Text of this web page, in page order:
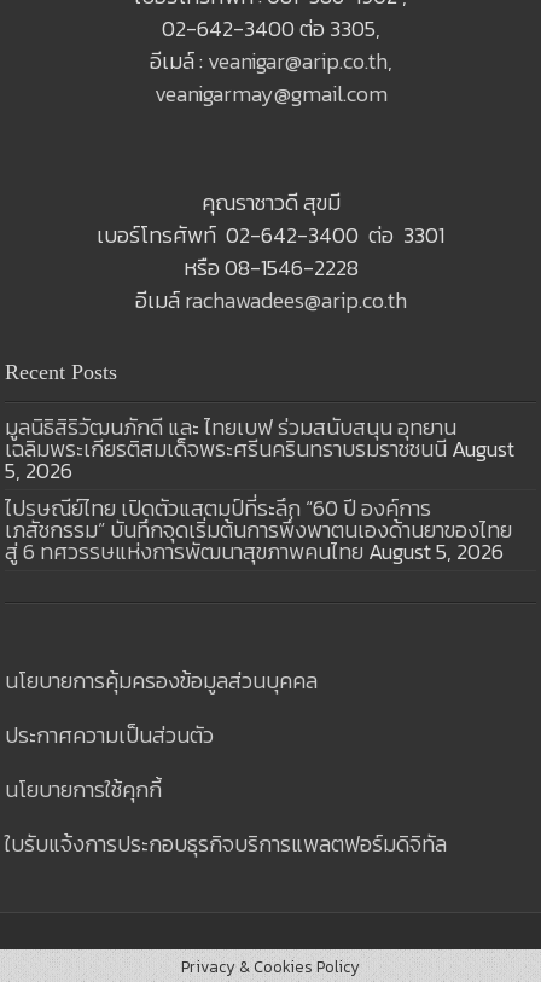
02-642-3400 ต่อ 3305,
อีเมล์ : veanigar@arip.co.th,
veanigarmay@gmail.com
คุณราชาวดี สุขมี
เบอร์โทรศัพท์ 02-642-3400 ต่อ 3301
หรือ 08-1546-2228
อีเมล์rachawadees@arip.co.th
Recent Posts
มูลนิธิสิริวัฒนภักดี และ ไทยเบฟ ร่วมสนับสนุน อุทยาน
เฉลิมพระเกียรติสมเด็จพระศรีนครินทราบรมราชชนนี August
5, 2026
ไปรษณีย์ไทย เปิดตัวแสตมป์ที่ระลึก “60 ปี องค์การ
เภสัชกรรม” บันทึกจุดเริ่มต้นการพึ่งพาตนเองด้านยาของไทย
สู่ 6 ทศวรรษแห่งการพัฒนาสุขภาพคนไทย August 5, 2026
นโยบายการคุ้มครองข้อมูลส่วนบุคคล
ประกาศความเป็นส่วนตัว
นโยบายการใช้คุกกี้
ใบรับแจ้งการประกอบธุรกิจบริการแพลตฟอร์มดิจิทัล
Privacy & Cookies Policy